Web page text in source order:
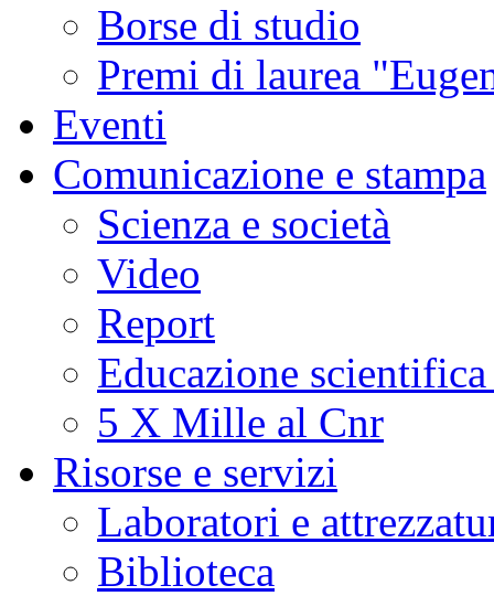
Borse di studio
Premi di laurea
Eventi
Comunicazione e stampa
Scienza e società
Video
Report
Educazione
5 X Mille al Cnr
Risorse e servizi
Laboratori e
Biblioteca